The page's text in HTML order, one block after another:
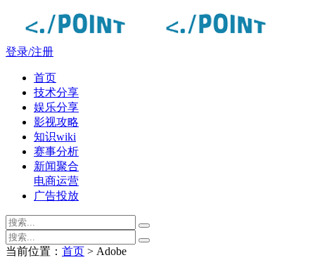
登录/注册
首页
技术分享
娱乐分享
影视攻略
知识wiki
赛事分析
新闻聚合
电商运营
广告投放
当前位置： 首页 > Adobe